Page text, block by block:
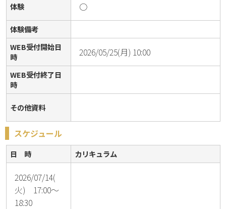
体験 ○
体験備考
WEB受付開始日
時
2026/05/25(月) 10:00
WEB受付終了日
時
その他資料
スケジュール
日 時 カリキュラム
2026/07/14(
火) 17:00～
18:30